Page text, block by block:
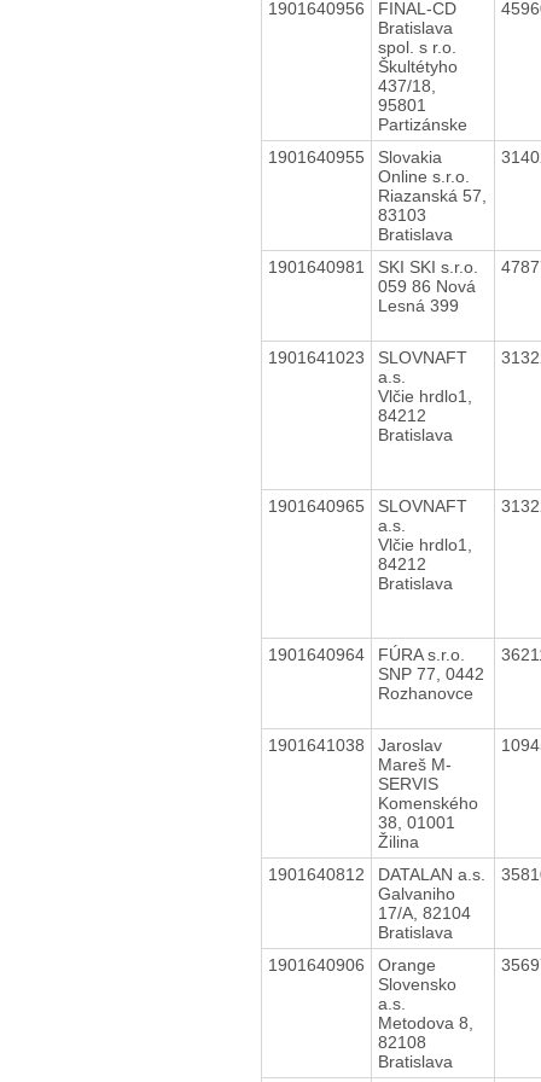
1901640956
FINAL-CD
Bratislava
spol. s r.o.
Škultétyho
437/18,
95801
Partizánske
1901640955
Slovakia
Online s.r.o.
Riazanská 57,
83103
Bratislava
1901640981
SKI SKI s.r.o.
059 86 Nová
Lesná 399
1901641023
SLOVNAFT
a.s.
Vlčie hrdlo1,
84212
Bratislava
1901640965
SLOVNAFT
a.s.
Vlčie hrdlo1,
84212
Bratislava
1901640964
FÚRA s.r.o.
SNP 77, 0442
Rozhanovce
1901641038
Jaroslav
Mareš M-
SERVIS
Komenského
38, 01001
Žilina
1901640812
DATALAN a.s.
Galvaniho
17/A, 82104
Bratislava
1901640906
Orange
Slovensko
a.s.
Metodova 8,
82108
Bratislava